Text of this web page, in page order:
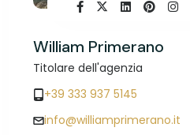
William Primerano
Titolare dell'agenzia
+39 333 937 5145
info@williamprimerano.it